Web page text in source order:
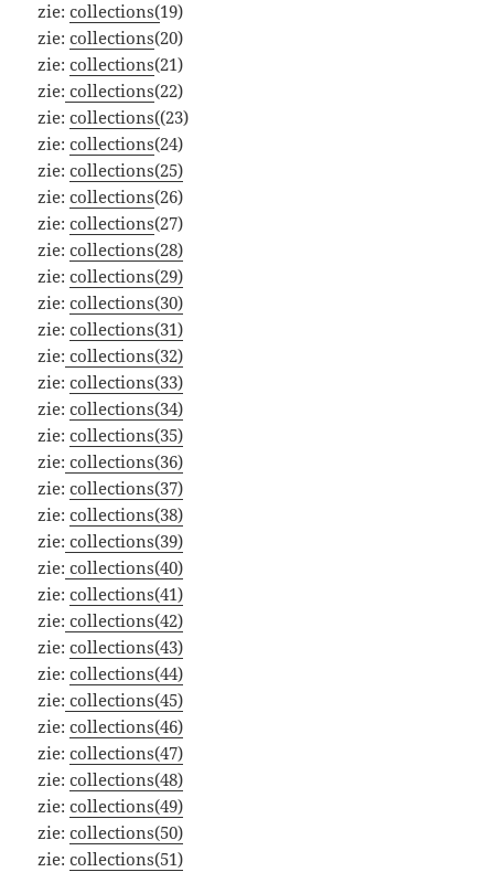
zie:collections(19)
zie:collections(20)
zie:collections(21)
zie: collections(22)
zie:collections((23)
zie:collections(24)
zie:collections(25)
zie:collections(26)
zie:collections(27)
zie:collections(28)
zie:collections(29)
zie:collections(30)
zie:collections(31)
zie: collections(32)
zie:collections(33)
zie:collections(34)
zie:collections(35)
zie: collections(36)
zie:collections(37)
zie:collections(38)
zie: collections(39)
zie: collections(40)
zie:collections(41)
zie: collections(42)
zie:collections(43)
zie:collections(44)
zie: collections(45)
zie:collections(46)
zie:collections(47)
zie:collections(48)
zie:collections(49)
zie:collections(50)
zie:collections(51)